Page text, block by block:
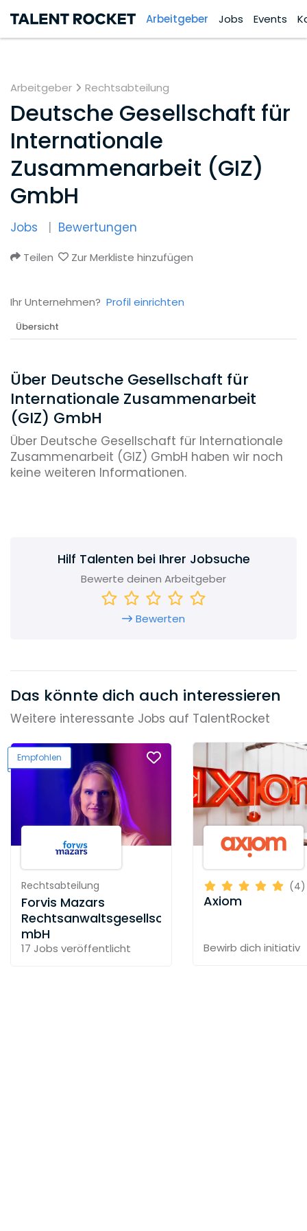
Arbeitgeber Jobs Events
Arbeitgeber Rechtsabteilung
Deutsche Gesellschaft für
Internationale
Zusammenarbeit (GIZ)
GmbH
Jobs Bewertungen
Teilen Zur Merkliste hinzufügen
Ihr Unternehmen? Profil einrichten
Übersicht
Über Deutsche Gesellschaft für
Internationale Zusammenarbeit
(GIZ) GmbH
Über Deutsche Gesellschaft für Internationale
Zusammenarbeit (GIZ) GmbH haben wir noch
keine weiteren Informationen.
Hilf Talenten bei Ihrer Jobsuche
Bewerte deinen Arbeitgeber
Bewerten
Das könnte dich auch interessieren
Weitere interessante Jobs auf TalentRocket
Empfohlen
Rechtsabteilung
Forvis Mazars
Rechtsanwaltsgesellschaft
mbH
17 Jobs veröffentlicht
(4)
Axiom
Bewirb dich initiativ